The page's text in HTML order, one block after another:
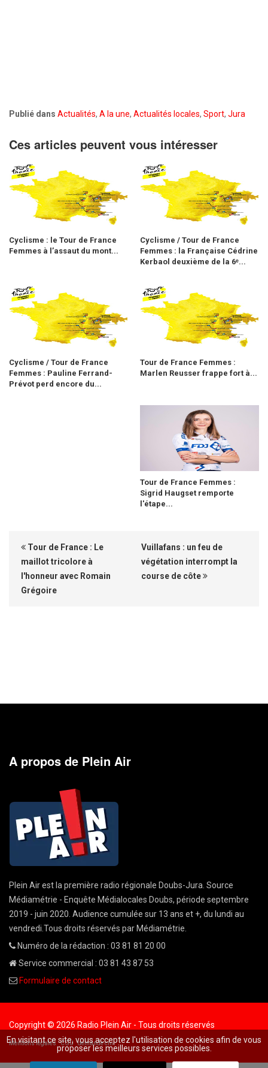
Publié dans Actualités, A la une, Actualités locales, Sport, Jura
Ces articles peuvent vous intéresser
Cyclisme : le Tour de France
Femmes à l’assaut du mont...
Cyclisme / Tour de France
Femmes : la Française Cédrine
Kerbaol deuxième de la 6ᵉ...
Cyclisme / Tour de France
Femmes : Pauline Ferrand-
Prévot perd encore du...
Tour de France Femmes :
Marlen Reusser frappe fort à...
Tour de France Femmes :
Sigrid Haugset remporte
l'étape...
Tour de France : Le
maillot tricolore à
l'honneur avec Romain
Grégoire
Vuillafans : un feu de
végétation interrompt la
course de côte
A propos de Plein Air
Plein Air est la première radio régionale Doubs-Jura. Source
Médiamétrie - Enquête Médialocales Doubs, période septembre
2019 - juin 2020. Audience cumulée sur 13 ans et +, du lundi au
vendredi.Tous droits réservés par Médiamétrie.
Numéro de la rédaction : 03 81 81 20 00
Service commercial : 03 81 43 87 53
Formulaire de contact
Copyright © 2026 Radio Plein Air - Tous droits réservés
Mentions légales CGU demande cnil
En visitant ce site, vous acceptez l'utilisation de cookies afin de vous
proposer les meilleurs services possibles.